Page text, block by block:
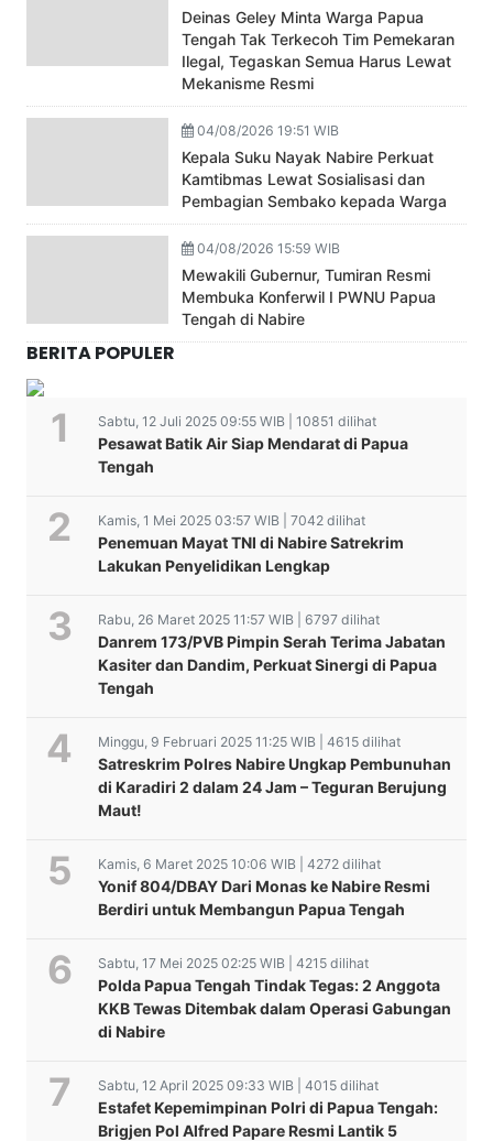
Deinas Geley Minta Warga Papua
Tengah Tak Terkecoh Tim Pemekaran
Ilegal, Tegaskan Semua Harus Lewat
Mekanisme Resmi
04/08/2026 19:51 WIB
Kepala Suku Nayak Nabire Perkuat
Kamtibmas Lewat Sosialisasi dan
Pembagian Sembako kepada Warga
04/08/2026 15:59 WIB
Mewakili Gubernur, Tumiran Resmi
Membuka Konferwil I PWNU Papua
Tengah di Nabire
BERITA POPULER
Sabtu, 12 Juli 2025 09:55 WIB | 10851 dilihat
Pesawat Batik Air Siap Mendarat di Papua
Tengah
Kamis, 1 Mei 2025 03:57 WIB | 7042 dilihat
Penemuan Mayat TNI di Nabire Satrekrim
Lakukan Penyelidikan Lengkap
Rabu, 26 Maret 2025 11:57 WIB | 6797 dilihat
Danrem 173/PVB Pimpin Serah Terima Jabatan
Kasiter dan Dandim, Perkuat Sinergi di Papua
Tengah
Minggu, 9 Februari 2025 11:25 WIB | 4615 dilihat
Satreskrim Polres Nabire Ungkap Pembunuhan
di Karadiri 2 dalam 24 Jam – Teguran Berujung
Maut!
Kamis, 6 Maret 2025 10:06 WIB | 4272 dilihat
Yonif 804/DBAY Dari Monas ke Nabire Resmi
Berdiri untuk Membangun Papua Tengah
Sabtu, 17 Mei 2025 02:25 WIB | 4215 dilihat
Polda Papua Tengah Tindak Tegas: 2 Anggota
KKB Tewas Ditembak dalam Operasi Gabungan
di Nabire
Sabtu, 12 April 2025 09:33 WIB | 4015 dilihat
Estafet Kepemimpinan Polri di Papua Tengah:
Brigjen Pol Alfred Papare Resmi Lantik 5